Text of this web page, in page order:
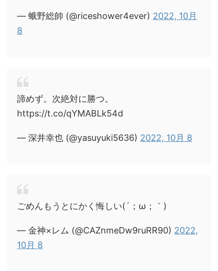
— 蛾野総帥 (@riceshower4ever) 2022, 10月
8
諦めず。次絶対に勝つ。
https://t.co/qYMABLk54d
— 深井幸也 (@yasuyuki5636) 2022, 10月 8
ごめんもうとにかく悔しい(´；ω；｀)
— 金神×レム (@CAZnmeDw9ruRR90) 2022,
10月 8